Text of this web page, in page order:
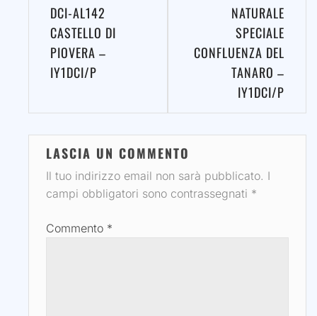
DCI-AL142
CASTELLO DI
PIOVERA –
IY1DCI/P
NATURALE
SPECIALE
CONFLUENZA DEL
TANARO –
IY1DCI/P
LASCIA UN COMMENTO
Il tuo indirizzo email non sarà pubblicato. I
campi obbligatori sono contrassegnati *
Commento *